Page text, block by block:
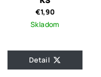
€1,90
Skladom
Detail